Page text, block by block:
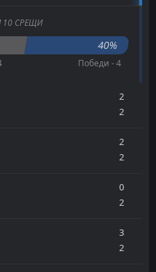
СРЕЩИ
40%
Победи - 4
2
2
2
2
0
2
3
2